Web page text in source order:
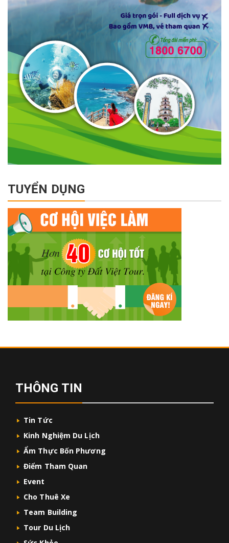
TUYỂN DỤNG
THÔNG TIN
Tin Tức
Kinh Nghiệm Du Lịch
Ẩm Thực Bốn Phương
Điểm Tham Quan
Event
Cho Thuê Xe
Team Building
Tour Du Lịch